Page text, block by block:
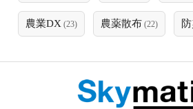
農業DX (23) 農薬散布 (22)